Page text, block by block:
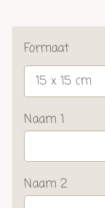
Formaat
Naam 1
Naam 2